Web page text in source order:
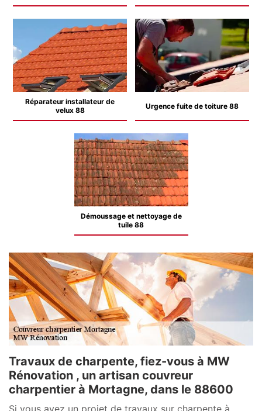
Réparateur installateur de
velux 88
Urgence fuite de toiture 88
Démoussage et nettoyage de
tuile 88
Travaux de charpente, fiez-vous à MW
Rénovation , un artisan couvreur
charpentier à Mortagne, dans le 88600
Si vous avez un projet de travaux sur charpente à